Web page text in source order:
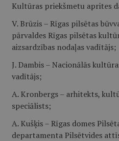
Kultūras priekšmetu aprites
V. Brūzis – Rīgas pilsētas
pārvaldes Rīgas pilsētas
aizsardzības nodaļas vadītājs;
J. Dambis – Nacionālās
vadītājs;
A. Kronbergs – arhitekts,
speciālists;
A. Kušķis – Rīgas domes
departamenta Pilsētvides